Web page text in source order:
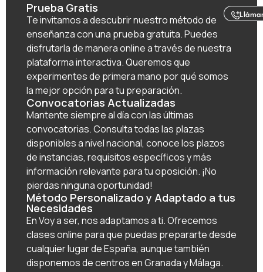
Prueba Gratis
Te invitamos a descubrir nuestro método de
enseñanza con una prueba gratuita. Puedes
disfrutarla de manera online a través de nuestra
plataforma interactiva. Queremos que
experimentes de primera mano por qué somos
la mejor opción para tu preparación.
Convocatorias Actualizadas
Mantente siempre al día con las últimas
convocatorias. Consulta todas las plazas
disponibles a nivel nacional, conoce los plazos
de instancias, requisitos específicos y más
información relevante para tu oposición. ¡No
pierdas ninguna oportunidad!
Método Personalizado y Adaptado a tus
Necesidades
En Voy a ser, nos adaptamos a ti. Ofrecemos
clases online para que puedas prepararte desde
cualquier lugar de España, aunque también
disponemos de centros en Granada y Málaga.